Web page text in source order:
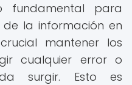
fundamental para
la información en
mantener los
cualquier error o
surgir. Esto es